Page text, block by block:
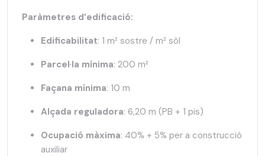
Paràmetres d’edificació:
Edificabilitat: 1 m² sostre / m² sòl
Parcel·la mínima: 200 m²
Façana mínima: 10 m
Alçada reguladora: 6,20 m (PB + 1 pis)
Ocupació màxima: 40% + 5% per a construcció
auxiliar